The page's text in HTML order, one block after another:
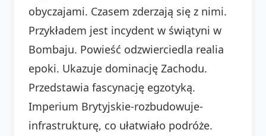
obyczajami. Czasem zderzają się z nimi.
Przykładem jest incydent w świątyni w
Bombaju. Powieść odzwierciedla realia
epoki. Ukazuje dominację Zachodu.
Przedstawia fascynację egzotyką.
Imperium Brytyjskie-rozbudowuje-
infrastrukturę, co ułatwiało podróże.